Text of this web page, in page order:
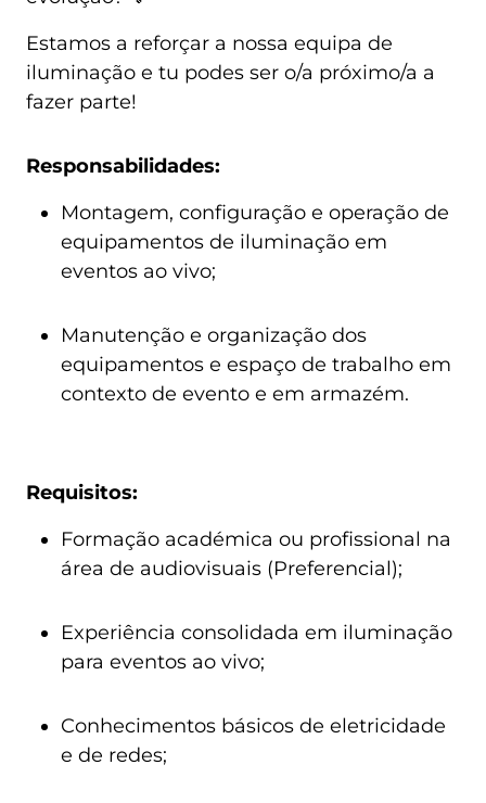
Estamos a reforçar a nossa equipa de
iluminação e tu podes ser o/a próximo/a a
fazer parte!
Responsabilidades:
Montagem, configuração e operação de
equipamentos de iluminação em
eventos ao vivo;
Manutenção e organização dos
equipamentos e espaço de trabalho em
contexto de evento e em armazém.
Requisitos:
Formação académica ou profissional na
área de audiovisuais (Preferencial);
Experiência consolidada em iluminação
para eventos ao vivo;
Conhecimentos básicos de eletricidade
e de redes;